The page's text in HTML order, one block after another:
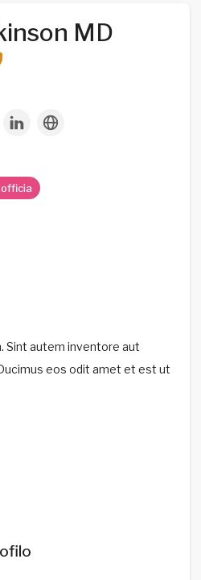
MD
Sint autem inventore aut
eos odit amet et est ut